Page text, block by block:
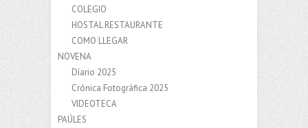
COLEGIO
HOSTAL RESTAURANTE
COMO LLEGAR
NOVENA
Díario 2025
Crónica Fotográfica 2025
VIDEOTECA
PAÚLES